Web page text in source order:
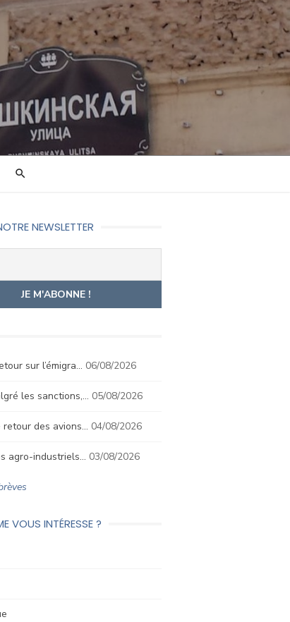
NEWSLETTER
sur l’émigra… 06/08/2026
les sanctions,… 05/08/2026
retour des avions… 04/08/2026
agro-industriels… 03/08/2026
VOUS INTÉRESSE ?